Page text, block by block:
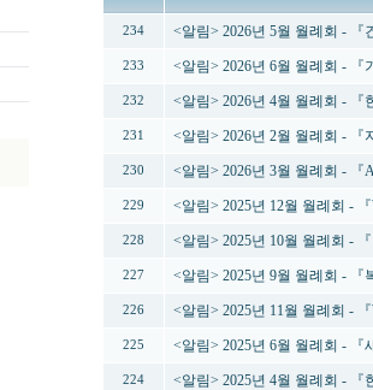
234 <알림> 2026년 5월 월례회 - 『
233 <알림> 2026년 6월 월례회 - 『
232 <알림> 2026년 4월 월례회 - 『
231 <알림> 2026년 2월 월례회 -
230 <알림> 2026년 3월 월례회 -
229 <알림> 2025년 12월 월례회 -
228 <알림> 2025년 10월 월례회 -
227 <알림> 2025년 9월 월례회 -
226 <알림> 2025년 11월 월례회 -
225 <알림> 2025년 6월 월례회 -
224 <알림> 2025년 4월 월례회 -